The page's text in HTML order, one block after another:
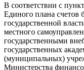
В соответствии с
Единого плана счетов
государственной
местного
государственными
государственных
(муниципальных)
Министерства